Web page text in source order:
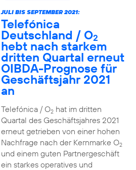
JULI BIS SEPTEMBER 2021:
Telefónica
Deutschland / O2
hebt nach starkem
dritten Quartal erneut
OIBDA-Prognose für
Geschäftsjahr 2021
an
Telefónica / O2hat im dritten
Quartal des Geschäftsjahres 2021
erneut getrieben von einer hohen
Nachfrage nach der Kernmarke O2
und einem guten Partnergeschäft
ein starkes operatives und